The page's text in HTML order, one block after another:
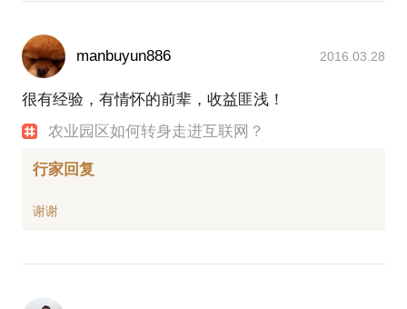
manbuyun886 2016.03.28
很有经验，有情怀的前辈，收益匪浅！
农业园区如何转身走进互联网？
行家回复